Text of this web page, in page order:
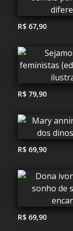
R$ 67,90
R$ 79,90
R$ 69,90
R$ 69,90